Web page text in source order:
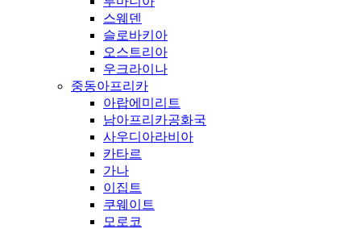
스웨덴
슬로바키아
오스트리아
우크라이나
중동아프리카
아랍에미리트
남아프리카공화국
사우디아라비아
카타르
가나
이집트
쿠웨이트
모로코